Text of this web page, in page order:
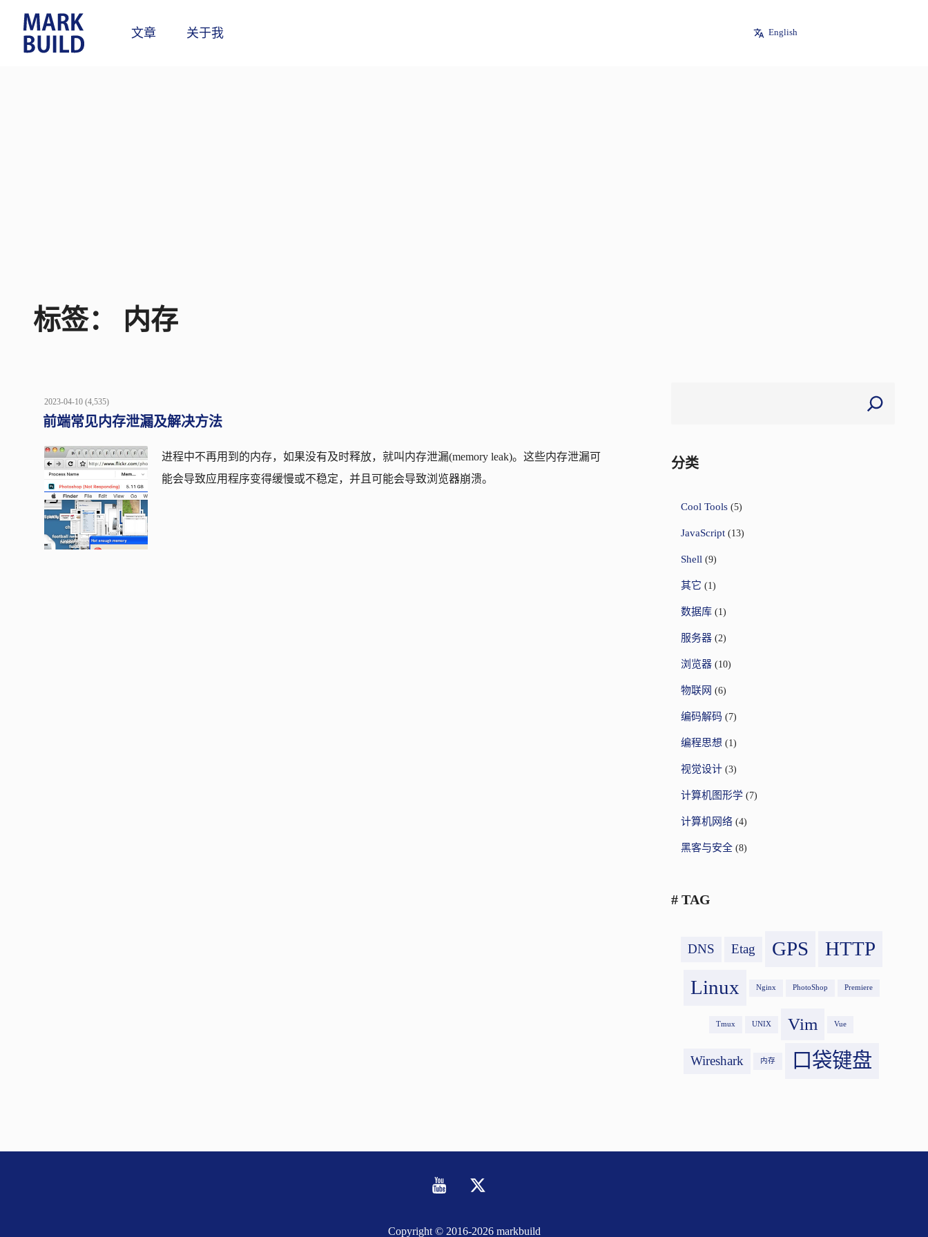
content
文章 关于我 English
标签： 内存
POSTED
ON
2023-04-10 (4,535)
前端常见内存泄漏及解决方法
进程中不再用到的内存，如果没有及时释放，就叫内存泄漏(memory leak)。这些内存泄漏可
能会导致应用程序变得缓慢或不稳定，并且可能会导致浏览器崩溃。
分类
Cool Tools(5)
JavaScript(13)
Shell(9)
其它 (1)
数据库(1)
服务器(2)
浏览器(10)
物联网 (6)
编码解码 (7)
编程思想 (1)
视觉设计(3)
计算机图形学(7)
计算机网络(4)
黑客与安全(8)
# TAG
DNS Etag GPS
HTTP
Linux
Nginx PhotoShop Premiere
Tmux UNIX Vim Vue
Wireshark 内存 口袋键盘
Youtube Twitter
Copyright © 2016-2026 markbuild